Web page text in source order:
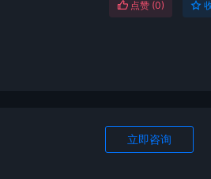
点赞 (0)
立即咨询